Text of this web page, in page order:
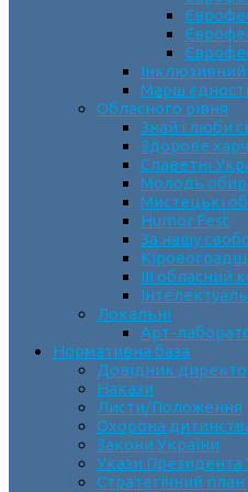
Марш єдності
Обласного рівня
Знай і люби
Здорове
Славетні
Молодь
Мистецькі
Humor Fest
За нашу
ІII обласний
Локальні
Арт-
Нормативна база
Довідник
Накази
Листи/Положення
Охорона
Закони України
Укази Президента
Стратегічний